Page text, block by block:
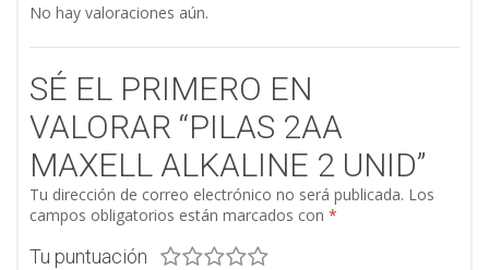
No hay valoraciones aún.
SÉ EL PRIMERO EN
VALORAR “PILAS 2AA
MAXELL ALKALINE 2 UNID”
Tu dirección de correo electrónico no será publicada. Los
campos obligatorios están marcados con *
Tu puntuación